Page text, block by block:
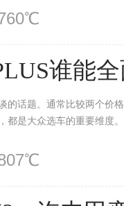
谁能
的话题。通常比较两个价
都是大众选车的重要维度